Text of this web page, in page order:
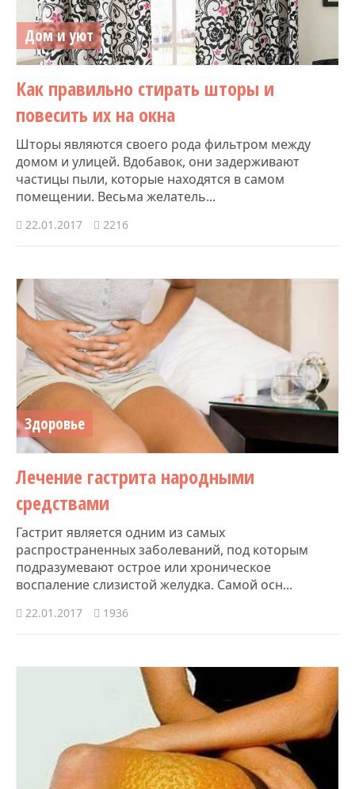
Дом и уют
Как правильно стирать шторы и
повесить их на окна
Шторы являются своего рода фильтром между
домом и улицей. Вдобавок, они задерживают
частицы пыли, которые находятся в самом
помещении. Весьма желатель...
22.01.2017 2216
Здоровье
​Лечение гастрита народными
средствами
Гастрит является одним из самых
распространенных заболеваний, под которым
подразумевают острое или хроническое
воспаление слизистой желудка. Самой осн...
22.01.2017 1936